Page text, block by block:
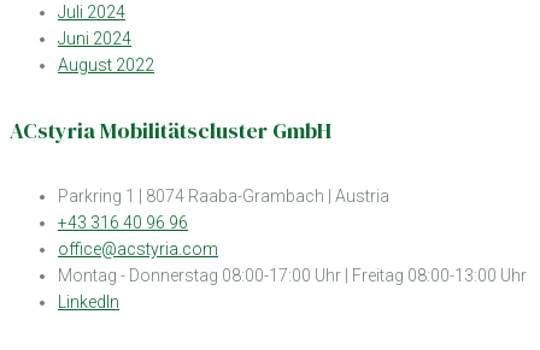
Juli 2024
Juni 2024
August 2022
ACstyria Mobilitätscluster GmbH
Parkring 1 | 8074 Raaba-Grambach | Austria
+43 316 40 96 96
office@acstyria.com
Montag - Donnerstag 08:00-17:00 Uhr | Freitag 08:00-13:00 Uhr
LinkedIn